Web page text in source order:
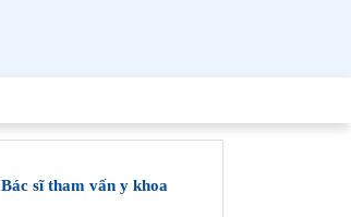
Bác sĩ tham vấn y khoa